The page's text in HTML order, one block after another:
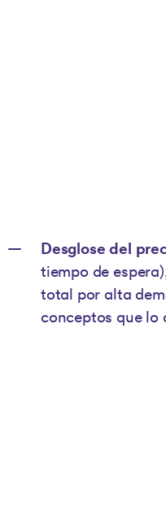
Desglose del
tiempo de
total por alta
conceptos que lo